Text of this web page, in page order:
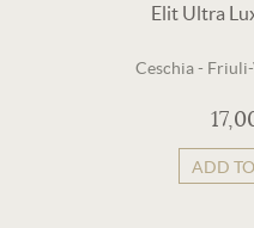
Elit Ultra
Ceschia- Friuli-
ADD